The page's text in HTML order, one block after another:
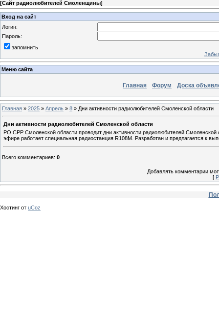
[Сайт радиолюбителей Смоленщины]
Вход на сайт
Логин:
Пароль:
запомнить
Меню сайта
Главная Форум Доска
Главная » 2025 » Апрель » 8 » Дни активности радиолюбителей Смоленской области
Дни активности радиолюбителей Смоленской области
РО СРР Смоленской области проводит дни активности радиолюбителей
эфире работает специальная радиостанция R108M. Разработан и предлагается к
Всего комментариев: 0
Добавлять комментарии
[
Хостинг от uCoz